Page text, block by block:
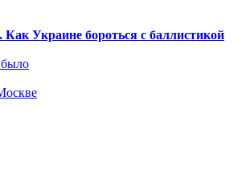
Украине бороться с баллистикой
было